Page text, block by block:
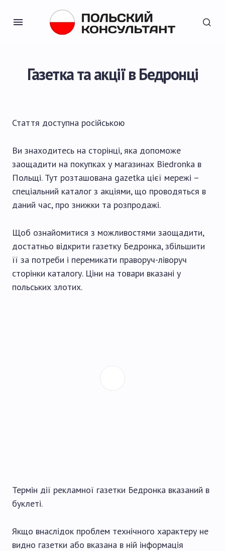
Газетка та акції в Бедронці
Стаття доступна російською
Ви знаходитесь на сторінці, яка допоможе
заощадити на покупках у магазинах Biedronka в
Польщі. Тут розташована gazetka цієї мережі –
спеціальний каталог з акціями, що проводяться в
даний час, про знижки та розпродажі.
Щоб ознайомитися з можливостями заощадити,
достатньо відкрити газетку Бедронка, збільшити
її за потреби і перемикати праворуч-ліворуч
сторінки каталогу. Ціни на товари вказані у
польських злотих.
Термін дії рекламної газетки Бедронка вказаний в
буклеті.
Якщо внаслідок проблем технічного характеру не
видно газетки або вказана в ній інформація